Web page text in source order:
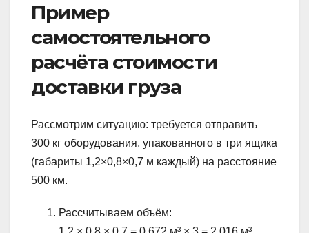
Пример
самостоятельного
расчёта стоимости
доставки груза
Рассмотрим ситуацию: требуется отправить
300 кг оборудования, упакованного в три ящика
(габариты 1,2×0,8×0,7 м каждый) на расстояние
500 км.
Рассчитываем объём: